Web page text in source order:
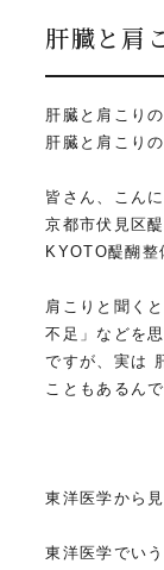
肝臓と肩
肝臓と肩こり
肝臓と肩こり
皆さん、こんに
京都市伏見区
KYOTO醍醐整
肩こりと聞く
不足」などを
ですが、実は
こともあるんで
東洋医学から
東洋医学でい